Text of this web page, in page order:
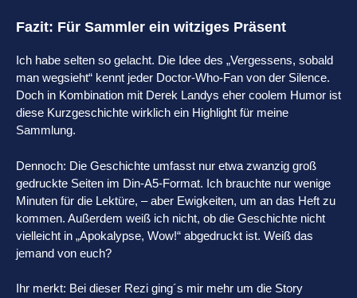
Fazit: Für Sammler ein witziges Präsent
Ich habe selten so gelacht. Die Idee des „Vergessens, sobald
man wegsieht“ kennt jeder Doctor-Who-Fan von der Silence.
Doch in Kombination mit Derek Landys eher coolem Humor ist
diese Kurzgeschichte wirklich ein Highlight für meine
Sammlung.
Dennoch: Die Geschichte umfasst nur etwa zwanzig groß
gedruckte Seiten im Din-A5-Format. Ich brauchte nur wenige
Minuten für die Lektüre, – aber Ewigkeiten, um an das Heft zu
kommen. Außerdem weiß ich nicht, ob die Geschichte nicht
vielleicht in „Apokalypse, Wow!“ abgedruckt ist. Weiß das
jemand von euch?
Ihr merkt: Bei dieser Rezi ging´s mir mehr um die Story